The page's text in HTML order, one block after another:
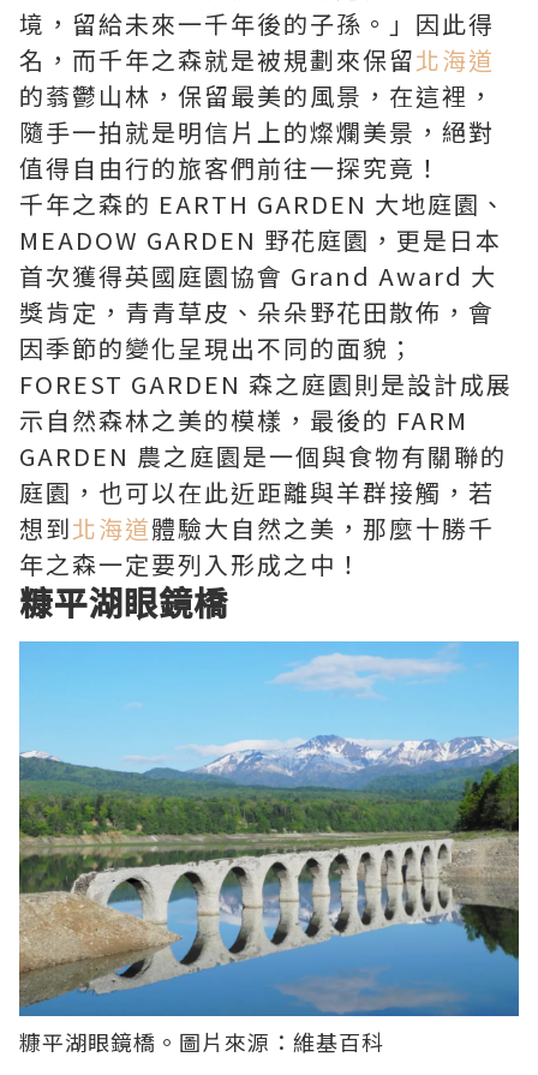
境，留給未來一千年後的子孫。」因此得
名，而千年之森就是被規劃來保留北海道
的蓊鬱山林，保留最美的風景，在這裡，
隨手一拍就是明信片上的燦爛美景，絕對
值得自由行的旅客們前往一探究竟！
千年之森的 EARTH GARDEN 大地庭園、
MEADOW GARDEN 野花庭園，更是日本
首次獲得英國庭園協會 Grand Award 大
獎肯定，青青草皮、朵朵野花田散佈，會
因季節的變化呈現出不同的面貌；
FOREST GARDEN 森之庭園則是設計成展
示自然森林之美的模樣，最後的 FARM
GARDEN 農之庭園是一個與食物有關聯的
庭園，也可以在此近距離與羊群接觸，若
想到北海道體驗大自然之美，那麼十勝千
年之森一定要列入形成之中！
糠平湖眼鏡橋
糠平湖眼鏡橋。圖片來源： 維基百科